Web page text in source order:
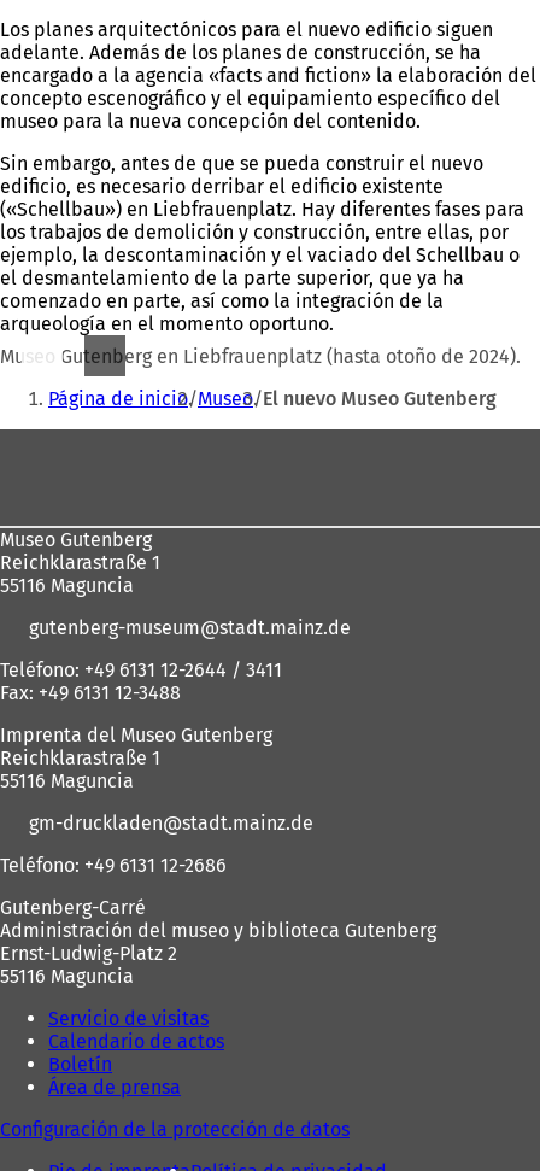
Los planes arquitectónicos para el nuevo edificio siguen
adelante. Además de los planes de construcción, se ha
encargado a la agencia «facts and fiction» la elaboración del
concepto escenográfico y el equipamiento específico del
museo para la nueva concepción del contenido.
Sin embargo, antes de que se pueda construir el nuevo
edificio, es necesario derribar el edificio existente
(«Schellbau») en Liebfrauenplatz. Hay diferentes fases para
los trabajos de demolición y construcción, entre ellas, por
ejemplo, la descontaminación y el vaciado del Schellbau o
el desmantelamiento de la parte superior, que ya ha
comenzado en parte, así como la integración de la
arqueología en el momento oportuno.
Museo Gutenberg en Liebfrauenplatz (hasta otoño de 2024).
Estás
aquí:
Página de inicio Museo El nuevo Museo Gutenberg
pies
Museo Gutenberg
Reichklarastraße 1
55116 Maguncia
gutenberg-museum
stadt.mainz de
Teléfono: +49 6131 12-2644 / 3411
Fax: +49 6131 12-3488
Imprenta del Museo Gutenberg
Reichklarastraße 1
55116 Maguncia
gm-druckladen
stadt.mainz de
Teléfono: +49 6131 12-2686
Gutenberg-Carré
Administración del museo y biblioteca Gutenberg
Ernst-Ludwig-Platz 2
55116 Maguncia
Servicio de visitas
Calendario de actos
Boletín
Área de prensa
Configuración de la protección de datos